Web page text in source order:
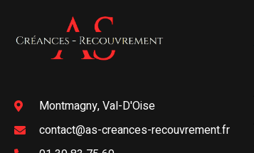
Montmagny, Val-D'Oise
contact@as-creances-recouvrement.fr